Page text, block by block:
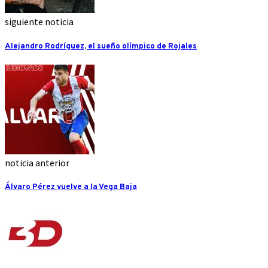
siguiente noticia
Alejandro Rodríguez, el sueño olímpico de Rojales
noticia anterior
Álvaro Pérez vuelve a la Vega Baja